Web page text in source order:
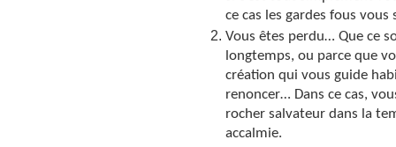
ce cas les gardes fous
Vous êtes perdu… Que ce
longtemps, ou parce que
création qui vous guide
renoncer… Dans ce cas,
rocher salvateur dans la
accalmie.